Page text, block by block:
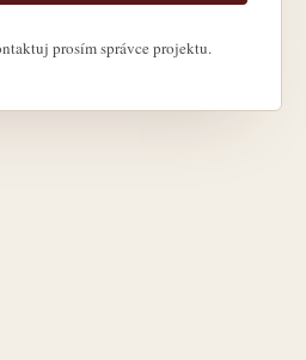
prosím správce projektu.